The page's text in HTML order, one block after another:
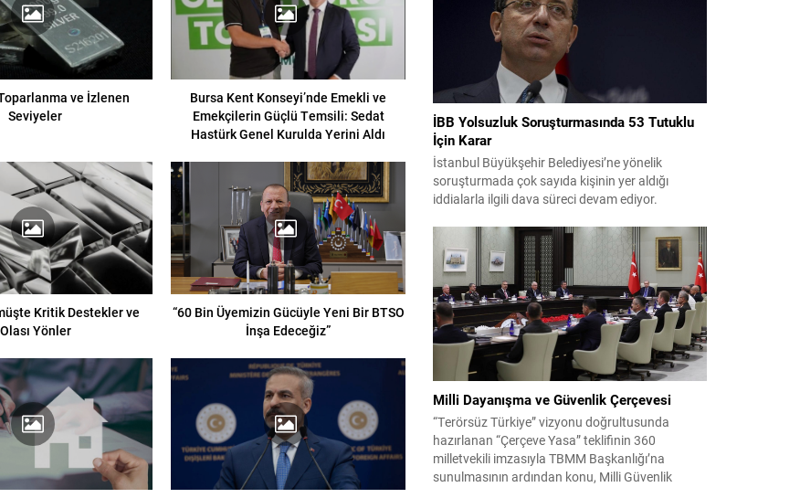
ve İzlenen
Seviyeler
Bursa Kent Konseyi’nde Emekli ve
Emekçilerin Güçlü Temsili: Sedat
Hastürk Genel Kurulda Yerini Aldı
Kritik Destekler ve
Olası Yönler
“60 Bin Üyemizin Gücüyle Yeni Bir BTSO
İnşa Edeceğiz”
İBB Yolsuzluk Soruşturmasında 53 Tutuklu
İçin Karar
İstanbul Büyükşehir Belediyesi’ne yönelik
soruşturmada çok sayıda kişinin yer aldığı
iddialarla ilgili dava süreci devam ediyor.
sanıkların tutukluluk hallerini ayrı ayrı
değerlendirdi. İnceleme sonucunda, aralarında
Ekrem İmamoğlu’nun da bulunduğu 53 tutuklu
hakkında tutukluluk hallerinin sürdürülmesine
karar verildi. İddialar ve değerlendirilen talepler
Soruşturma kapsamında sanıklara yöneltilen...
Milli Dayanışma ve Güvenlik Çerçevesi
“Terörsüz Türkiye” vizyonu doğrultusunda
hazırlanan “Çerçeve Yasa” teklifinin 360
milletvekili imzasıyla TBMM Başkanlığı’na
sunulmasının ardından konu, Milli Güvenlik